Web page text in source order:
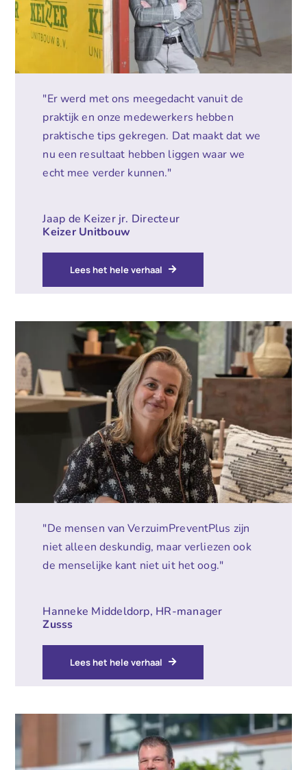
"Er werd met ons meegedacht vanuit de
praktijk en onze medewerkers hebben
praktische tips gekregen. Dat maakt dat we
nu een resultaat hebben liggen waar we
echt mee verder kunnen."
Jaap de Keizer jr. Directeur
Keizer Unitbouw
Lees het hele verhaal
"De mensen van VerzuimPreventPlus zijn
niet alleen deskundig, maar verliezen ook
de menselijke kant niet uit het oog."
Hanneke Middeldorp, HR-manager
Zusss
Lees het hele verhaal